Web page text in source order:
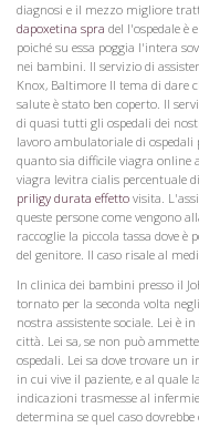
diagnosi e il mezzo migliore
dapoxetina spra del l'ospedale è
poiché su essa poggia l'intera
nei bambini. Il servizio di
Knox, Baltimore Il tema di dare
salute è stato ben coperto. Il
di quasi tutti gli ospedali dei
lavoro ambulatoriale di
quanto sia difficile viagra online
viagra levitra cialis percentuale di
priligy durata effetto visita.
queste persone come vengono
raccoglie la piccola tassa dove è
del genitore. Il caso risale al
In clinica dei bambini presso il
tornato per la seconda volta
nostra assistente sociale. Lei è
città. Lei sa, se non può
ospedali. Lei sa dove trovare un
in cui vive il paziente, e al quale
indicazioni trasmesse al
determina se quel caso dovrebbe